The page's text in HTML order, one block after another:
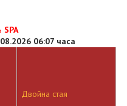
SPA
06:07 часа
Двойна стая